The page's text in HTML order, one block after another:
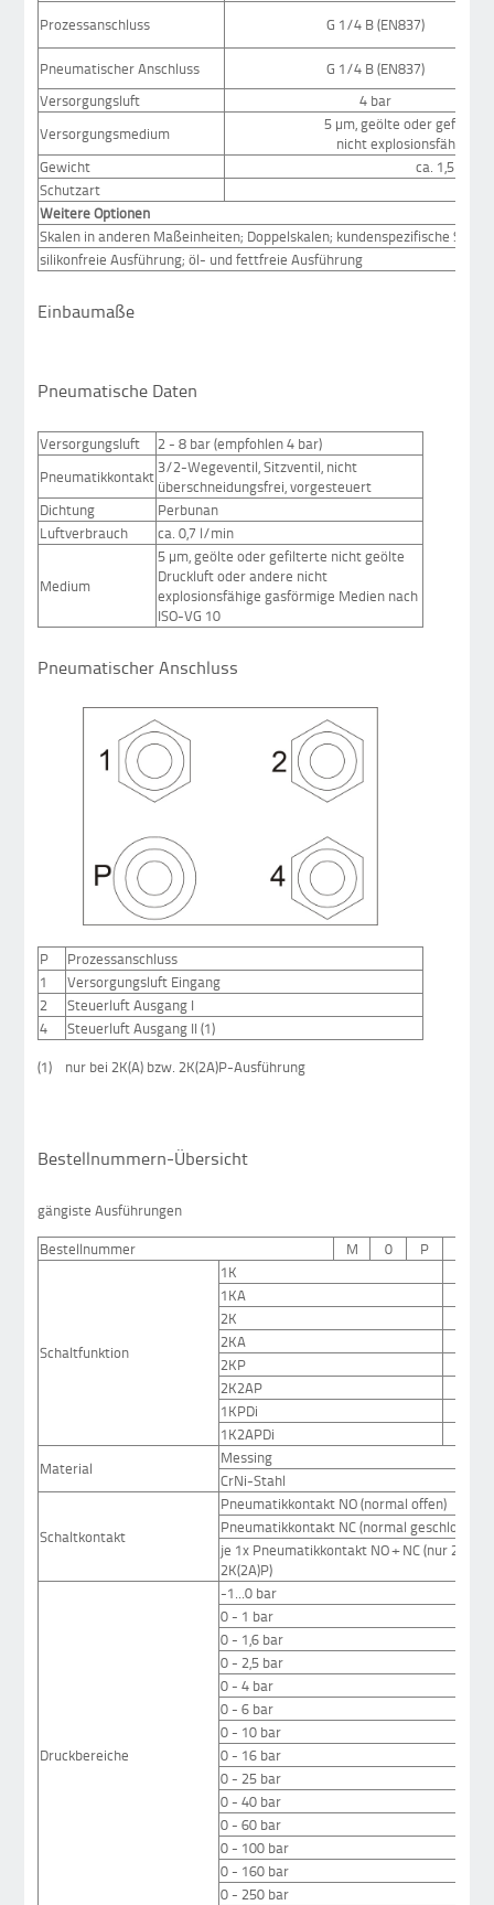
Prozessanschluss G 1/4 B (EN837)
Pneumatischer Anschluss
G 1/4 B (EN837)
Versorgungsluft
4 bar
Versorgungsmedium
5 µm, geölte oder
nicht explosionsfähige
Gewicht
ca. 1,5 kg
Schutzart
Weitere Optionen
Skalen in anderen Maßeinheiten; Doppelskalen; kundenspezifische Skalen
silikonfreie Ausführung; öl- und fettfreie Ausführung
Einbaumaße
Pneumatische Daten
Versorgungsluft
2 - 8 bar (empfohlen 4 bar)
Pneumatikkontakt3/2-Wegeventil, Sitzventil, nicht
überschneidungsfrei, vorgesteuert
Dichtung
Perbunan
Luftverbrauch
ca. 0,7 l/min
Medium
5 µm, geölte oder gefilterte nicht geölte
Druckluft oder andere nicht
explosionsfähige gasförmige Medien nach
ISO-VG 10
Pneumatischer Anschluss
P
Prozessanschluss
1
Versorgungsluft Eingang
2
Steuerluft Ausgang I
4
Steuerluft Ausgang II (1)
(1) nur bei 2K(A) bzw. 2K(2A)P-Ausführung
Bestellnummern-Übersicht
gängiste Ausführungen
Bestellnummer
M 0 P
Schaltfunktion
1K
1KA
2K
2KA
2KP
2K2AP
1KPDi
1K2APDi
Material
Messing
CrNi-Stahl
Schaltkontakt
Pneumatikkontakt NO (normal offen)
Pneumatikkontakt NC (normal geschlossen)
je 1x Pneumatikkontakt NO + NC (nur 2K(A),
2K(2A)P)
Druckbereiche
-1...0 bar
0 - 1 bar
0 - 1,6 bar
0 - 2,5 bar
0 - 4 bar
0 - 6 bar
0 - 10 bar
0 - 16 bar
0 - 25 bar
0 - 40 bar
0 - 60 bar
0 - 100 bar
0 - 160 bar
0 - 250 bar